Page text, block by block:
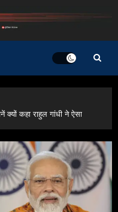
क्यों कहा राहुल गांधी ने ऐसा